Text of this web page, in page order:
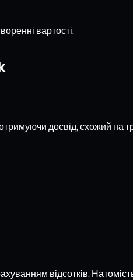
вартості.
досвід, схожий на
відсотків.